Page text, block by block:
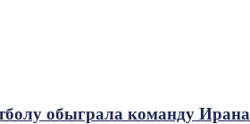
обыграла команду Ирана